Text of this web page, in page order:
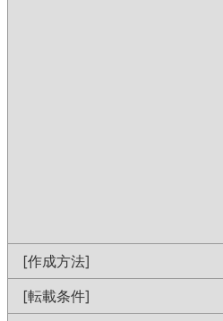
[作成方法]
[転載条件]